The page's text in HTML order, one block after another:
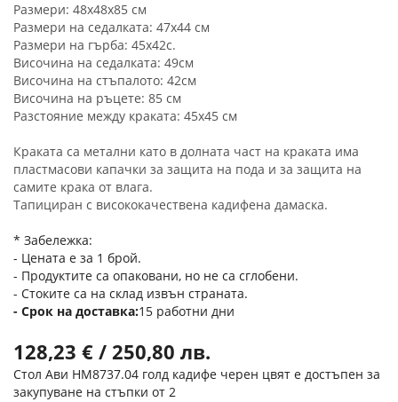
Размери: 48х48х85 см
Размери на седалката: 47х44 см
Размери на гърба: 45х42с.
Височина на седалката: 49см
Височина на стъпалото: 42см
Височина на ръцете: 85 см
Разстояние между краката: 45х45 см
Краката са метални като в долната част на краката има
пластмасови капачки за защита на пода и за защита на
самите крака от влага.
Тапициран с висококачествена кадифена дамаска.
* Забележка:
- Цената е за 1 брой.
- Продуктите са опаковани, но не са сглобени.
- Стоките са на склад извън страната.
Срок на доставка 15 работни дни
128,23 € / 250,80 лв.
Стол Ави HM8737.04 голд кадифе черен цвят е достъпен за
закупуване на стъпки от 2